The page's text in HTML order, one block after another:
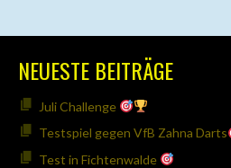
NEUESTE BEITRÄGE
Juli Challenge
Testspiel gegen VfB Zahna Darts
Test in Fichtenwalde